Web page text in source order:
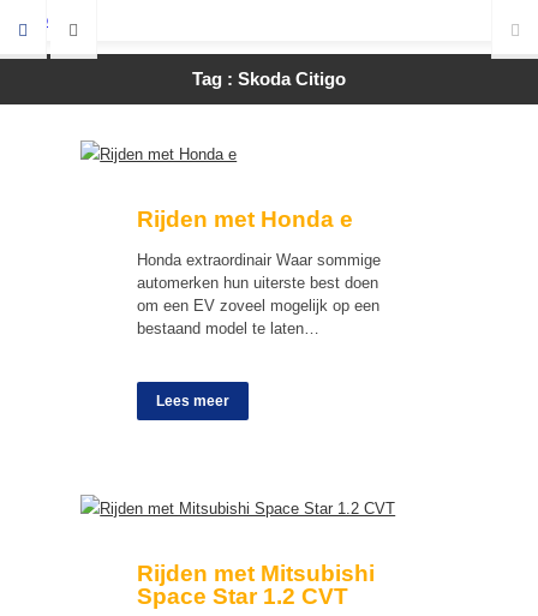
Tag : Skoda Citigo
Rijden met Honda e
Honda extraordinair Waar sommige
automerken hun uiterste best doen
om een EV zoveel mogelijk op een
bestaand model te laten…
Lees meer
Rijden met Mitsubishi
Space Star 1.2 CVT